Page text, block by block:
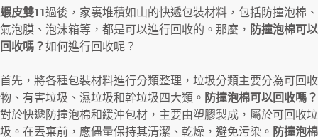
蝦皮雙11過後，家裏堆積如山的快遞包裝材料，包括防撞泡棉、
氣泡膜、泡沫箱等，都是可以進行回收的。那麼， 防撞泡棉可以
回收嗎？如何進行回收呢？
首先，將各種包裝材料進行分類整理，垃圾分類主要分為可回收
物、有害垃圾、濕垃圾和幹垃圾四大類。 防撞泡棉可以回收嗎？
對於快遞防撞泡棉和緩沖包材，主要由塑膠製成，屬於可回收垃
圾。在丟棄前，應儘量保持其清潔、乾燥，避免污染。 防撞泡棉